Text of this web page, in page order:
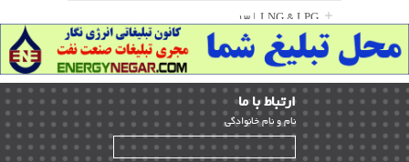
LNG & LPG | ۱۳
خط لوله | ۳۶
مخازن ذخیره | ۱۵
پتروشیمی | ۱۴
بازرسی و QC | ۱۵
HSE | ۳۹
ارﺗﺒﺎط ﺑﺎ ما
ﻧﺎم و ﻧﺎم ﺧﺎﻧﻮادﮔﻰ